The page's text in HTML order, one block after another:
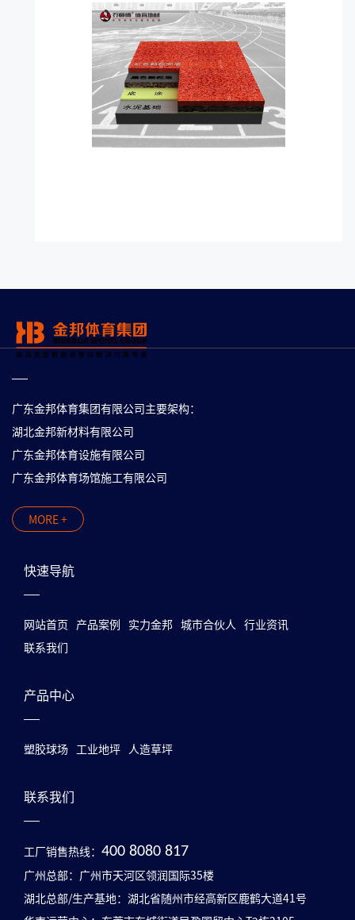
广东金邦体育集团有限公司主要架构：
湖北金邦新材料有限公司
广东金邦体育设施有限公司
广东金邦体育场馆施工有限公司
MORE +
快速导航
网站首页 产品案例 实力金邦 城市合伙人 行业资讯
联系我们
产品中心
塑胶球场 工业地坪 人造草坪
联系我们
工厂销售热线： 400 8080 817
广州总部：广州市天河区领润国际35楼
湖北总部/生产基地：湖北省随州市经高新区鹿鹤大道41号